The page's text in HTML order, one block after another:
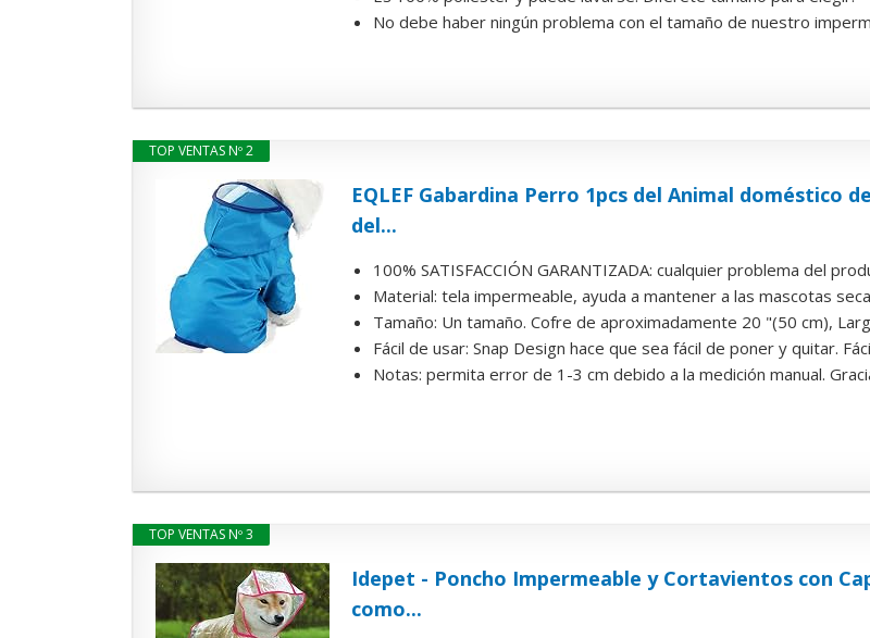
No debe haber ningún problema con el tamaño de nuestro
TOP VENTAS Nº 2
EQLEF Gabardina Perro 1pcs del Animal doméstico
del...
100% SATISFACCIÓN GARANTIZADA: cualquier problema del
Material: tela impermeable, ayuda a mantener a las mascotas
Tamaño: Un tamaño. Cofre de aproximadamente 20 "(50 cm),
Fácil de usar: Snap Design hace que sea fácil de poner y quitar.
Notas: permita error de 1-3 cm debido a la medición manual.
TOP VENTAS Nº 3
Idepet - Poncho Impermeable y Cortavientos con
como...